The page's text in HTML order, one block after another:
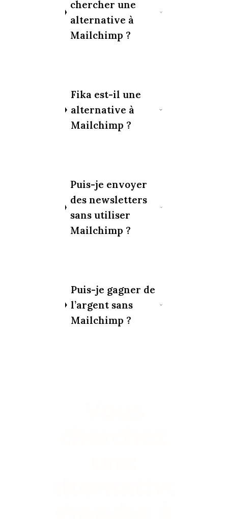
chercher une
alternative à
Mailchimp ?
Fika est-il une
alternative à
Mailchimp ?
Puis-je envoyer
des newsletters
sans utiliser
Mailchimp ?
Puis-je gagner de
l’argent sans
Mailchimp ?